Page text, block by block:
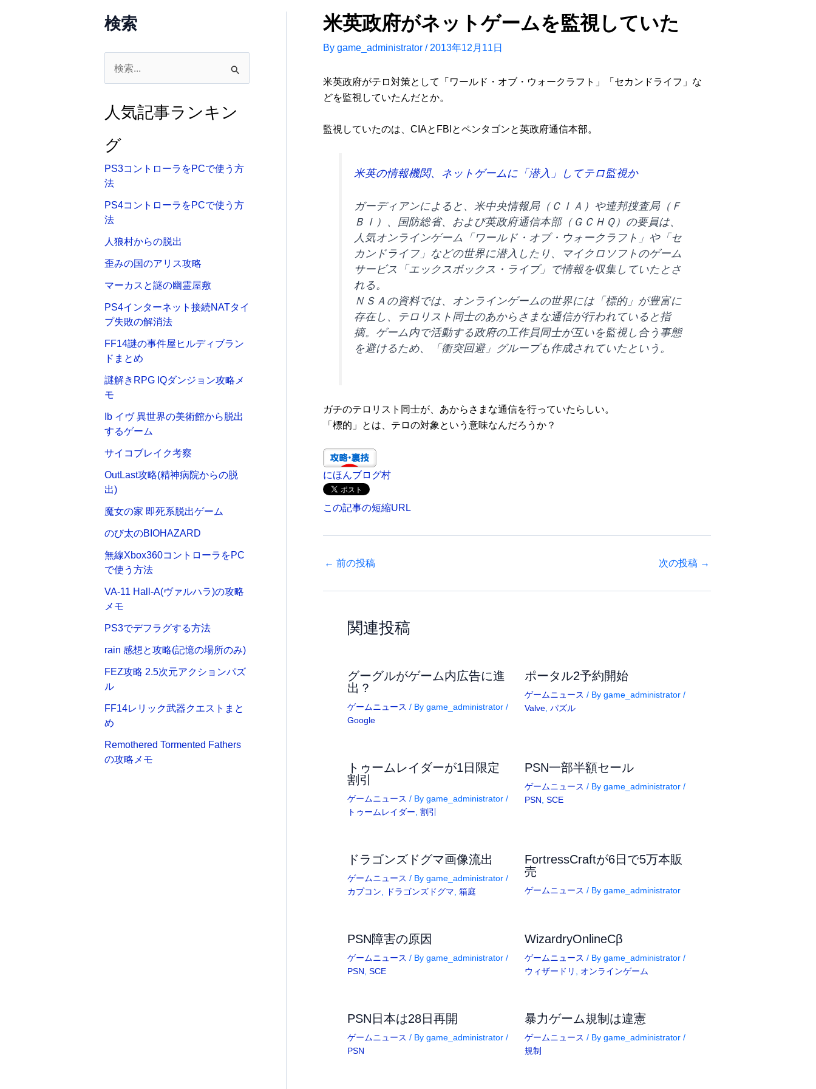
検索
象人気記事ランキン
グ
PS3コントローラをPCで使う方
法
PS4コントローラをPCで使う方
法
人狼村からの脱出
歪みの国のアリス攻略
マーカスと謎の幽霊屋敷
PS4インターネット接続NATタイ
プ失敗の解消法
FF14謎の事件屋ヒルディブラン
ドまとめ
謎解きRPG IQダンジョン攻略メ
モ
Ib イヴ 異世界の美術館から脱出
するゲーム
サイコブレイク考察
OutLast攻略(精神病院からの脱
出)
魔女の家 即死系脱出ゲーム
のび太のBIOHAZARD
無線Xbox360コントローラをPC
で使う方法
VA-11 Hall-A(ヴァルハラ)の攻略
メモ
PS3でデフラグする方法
rain 感想と攻略(記憶の場所のみ)
FEZ攻略 2.5次元アクションパズ
ル
FF14レリック武器クエストまと
め
Remothered Tormented Fathers
の攻略メモ
米英政府がネットゲームを監視していた
By game_administrator / 2013年12月11日
米英政府がテロ対策として「ワールド・オブ・ウォークラフト」「セカンドライフ」な
どを監視していたんだとか。
監視していたのは、CIAとFBIとペンタゴンと英政府通信本部。
米英の情報機関、ネットゲームに「潜入」してテロ監視か
ガーディアンによると、米中央情報局（ＣＩＡ）や連邦捜査局（Ｆ
ＢＩ）、国防総省、および英政府通信本部（ＧＣＨＱ）の要員は、
人気オンラインゲーム「ワールド・オブ・ウォークラフト」や「セ
カンドライフ」などの世界に潜入したり、マイクロソフトのゲーム
サービス「エックスボックス・ライブ」で情報を収集していたとさ
れる。
ＮＳＡの資料では、オンラインゲームの世界には「標的」が豊富に
存在し、テロリスト同士のあからさまな通信が行われていると指
摘。ゲーム内で活動する政府の工作員同士が互いを監視し合う事態
を避けるため、「衝突回避」グループも作成されていたという。
ガチのテロリスト同士が、あからさまな通信を行っていたらしい。
「標的」とは、テロの対象という意味なんだろうか？
にほんブログ村
この記事の短縮URL
← 前の投稿 次の投稿 →
関連投稿
グーグルがゲーム内広告に進
出？
ゲームニュース / By game_administrator /
Google
ポータル2予約開始
ゲームニュース / By game_administrator /
Valve, パズル
トゥームレイダーが1日限定
割引
ゲームニュース / By game_administrator /
トゥームレイダー, 割引
PSN一部半額セール
ゲームニュース / By game_administrator /
PSN, SCE
ドラゴンズドグマ画像流出
ゲームニュース / By game_administrator /
カプコン, ドラゴンズドグマ, 箱庭
FortressCraftが6日で5万本販
売
ゲームニュース / By game_administrator
PSN障害の原因
ゲームニュース / By game_administrator /
PSN, SCE
WizardryOnlineCβ
ゲームニュース / By game_administrator /
ウィザードリ , オンラインゲーム
PSN日本は28日再開
ゲームニュース / By game_administrator /
PSN
暴力ゲーム規制は違憲
ゲームニュース / By game_administrator /
規制